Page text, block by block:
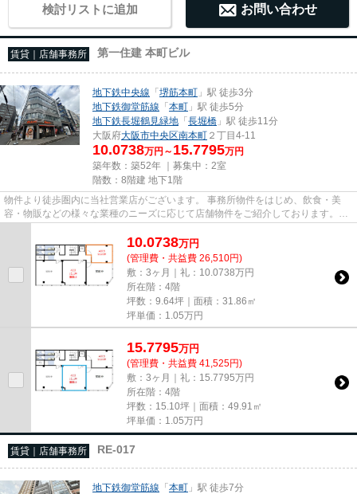
検討リストに追加 お問い合わせ
賃貸｜店舗事務所 第一住建 本町ビル
地下鉄中央線 「堺筋本町 」駅 徒歩3分
地下鉄御堂筋線 「本町 」駅 徒歩5分
地下鉄長堀鶴見緑地 「長堀橋 」駅 徒歩11分
大阪府大阪市中央区南本町 ２丁目4-11
10.0738万円～ 15.7795万円
築年数：築52年 ｜募集中： 2室
階数：8階建 地下1階
物件より徒歩圏内に当社営業店がございます。 事務所物件をはじめ、飲食・美
容・物販などの様々な業種のニーズに応じて店舗物件をご紹介しております。
尚、弊社ではおとり広告は一切...
10.0738万円
(管理費・共益費 26,510円)
敷：3ヶ月｜礼：10.0738万円
所在階：4階
坪数：9.64坪｜面積：31.86㎡
坪単価： 1.05万円
15.7795万円
(管理費・共益費 41,525円)
敷：3ヶ月｜礼：15.7795万円
所在階：4階
坪数：15.10坪｜面積：49.91㎡
坪単価： 1.05万円
賃貸｜店舗事務所 RE-017
地下鉄御堂筋線 「本町 」駅 徒歩7分